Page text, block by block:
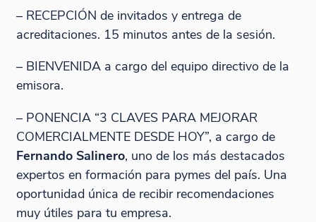
– RECEPCIÓN de invitados y entrega de
acreditaciones. 15 minutos antes de la sesión.
– BIENVENIDA a cargo del equipo directivo de la
emisora.
– PONENCIA “3 CLAVES PARA MEJORAR
COMERCIALMENTE DESDE HOY”, a cargo de
Fernando Salinero, uno de los más destacados
expertos en formación para pymes del país. Una
oportunidad única de recibir recomendaciones
muy útiles para tu empresa.